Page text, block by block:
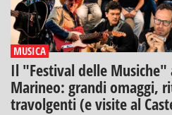
MUSICA
Il "Festival delle Musiche"
Marineo: grandi omaggi,
travolgenti (e visite al